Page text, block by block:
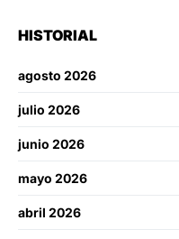
HISTORIAL
agosto 2026
julio 2026
junio 2026
mayo 2026
abril 2026